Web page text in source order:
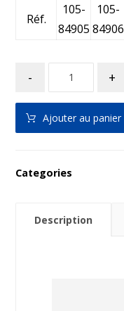
Réf.
105-
84905
105-
84906
- +
Ajouter au panier
Categories
Description